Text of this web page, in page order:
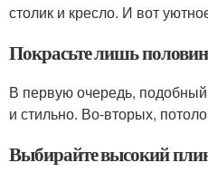
столик и кресло. И вот
Покрасьте лишь
В первую очередь,
и стильно. Во-вторых,
Выбирайте высокий